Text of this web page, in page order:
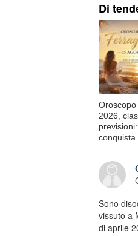
Di
2026,
conquista
Sono
vissuto a
di aprile